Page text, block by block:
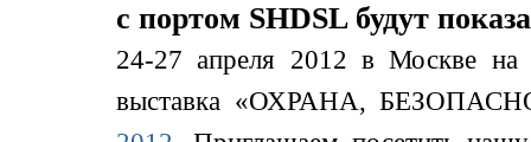
с портом SHDSL будут
24-27 апреля 2012 в Москве на
выставка «ОХРАНА,